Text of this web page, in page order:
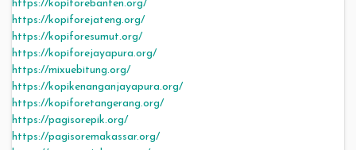
https://kopiforebanten.org/
https://kopiforejateng.org/
https://kopiforesumut.org/
https://kopiforejayapura.org/
https://mixuebitung.org/
https://kopikenanganjayapura.org/
https://kopiforetangerang.org/
https://pagisorepik.org/
https://pagisoremakassar.org/